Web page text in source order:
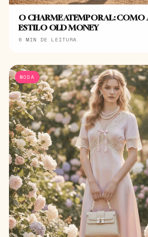
O CHARME ATEMPORAL: COMO
ESTILO OLD MONEY
6 MIN DE LEITURA
MODA